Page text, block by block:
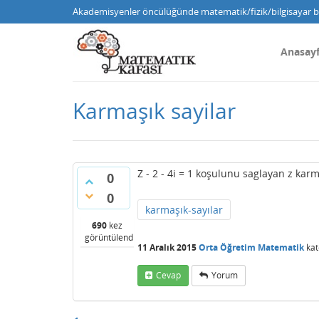
Akademisyenler öncülüğünde matematik/fizik/bilgisayar
Karmaşık sayilar
0
0
690 kez
görüntülendi
Z - 2 - 4i = 1 koşulunu saglayan z
karmaşık-sayılar
11 Aralık 2015Orta Öğretim Matematik
Cevap Yorum